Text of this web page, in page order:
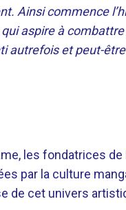
Ainsi commence
aspire à
autrefois et peut-
les fondatrices de
par la culture
de cet univers